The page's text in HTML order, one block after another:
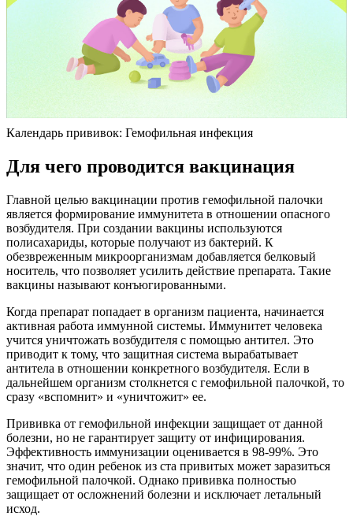
Календарь прививок: Гемофильная инфекция
Для чего проводится вакцинация
Главной целью вакцинации против гемофильной палочки
является формирование иммунитета в отношении опасного
возбудителя. При создании вакцины используются
полисахариды, которые получают из бактерий. К
обезвреженным микроорганизмам добавляется белковый
носитель, что позволяет усилить действие препарата. Такие
вакцины называют конъюгированными.
Когда препарат попадает в организм пациента, начинается
активная работа иммунной системы. Иммунитет человека
учится уничтожать возбудителя с помощью антител. Это
приводит к тому, что защитная система вырабатывает
антитела в отношении конкретного возбудителя. Если в
дальнейшем организм столкнется с гемофильной палочкой, то
сразу «вспомнит» и «уничтожит» ее.
Прививка от гемофильной инфекции защищает от данной
болезни, но не гарантирует защиту от инфицирования.
Эффективность иммунизации оценивается в 98-99%. Это
значит, что один ребенок из ста привитых может заразиться
гемофильной палочкой. Однако прививка полностью
защищает от осложнений болезни и исключает летальный
исход.